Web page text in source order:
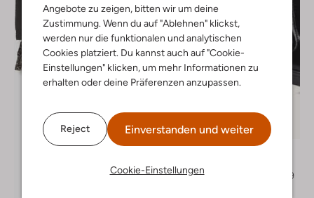
Angebote zu zeigen, bitten wir um deine
Zustimmung. Wenn du auf "Ablehnen" klickst,
werden nur die funktionalen und analytischen
Cookies platziert. Du kannst auch auf "Cookie-
Einstellungen" klicken, um mehr Informationen zu
erhalten oder deine Präferenzen anzupassen.
Reject Einverstanden und weiter
Cookie-Einstellungen
-30%
€ 69,99